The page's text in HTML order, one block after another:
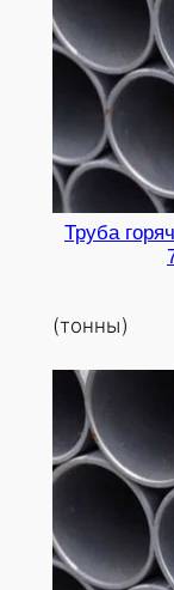
Труба
(тонны)